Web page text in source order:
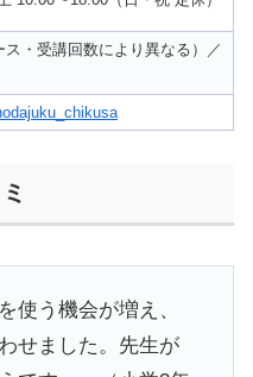
ス・受講回数により異なる）／
使う機会が増え、
せました。先生が